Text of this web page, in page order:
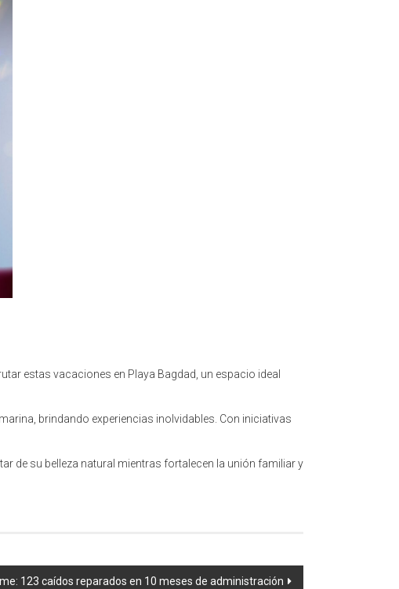
estas vacaciones en Playa Bagdad, un espacio ideal
brindando experiencias inolvidables. Con iniciativas
de su belleza natural mientras fortalecen la unión familiar y
123 caídos reparados en 10 meses de administración